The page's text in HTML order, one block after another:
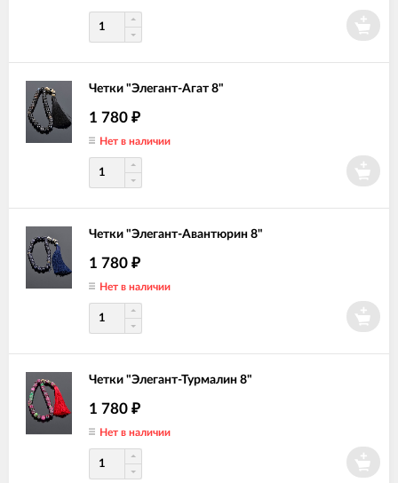
Четки "Элегант-Агат 8"
1 780 ₽
Нет в наличии
Четки "Элегант-Авантюрин 8"
1 780 ₽
Нет в наличии
Четки "Элегант-Турмалин 8"
1 780 ₽
Нет в наличии